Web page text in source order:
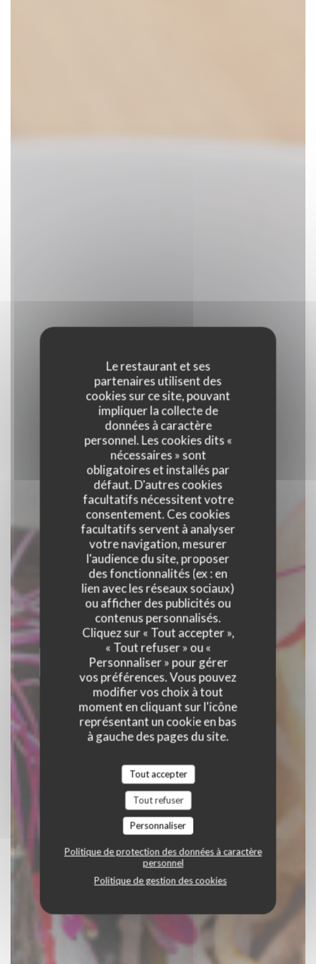
Le restaurant et ses
partenaires utilisent des
cookies sur ce site, pouvant
impliquer la collecte de
données à caractère
personnel. Les cookies dits «
nécessaires » sont
obligatoires et installés par
défaut. D'autres cookies
facultatifs nécessitent votre
consentement. Ces cookies
facultatifs servent à analyser
votre navigation, mesurer
l'audience du site, proposer
des fonctionnalités (ex : en
lien avec les réseaux sociaux)
ou afficher des publicités ou
contenus personnalisés.
Cliquez sur « Tout accepter »,
« Tout refuser » ou «
Personnaliser » pour gérer
vos préférences. Vous pouvez
modifier vos choix à tout
moment en cliquant sur l'icône
représentant un cookie en bas
à gauche des pages du site.
Tout accepter
Tout refuser
Personnaliser
Politique de protection des données à caractère
personnel
Politique de gestion des cookies
GUS
BRASSERIE BRUXELLOISE|BRUXELLES
RÉSERVER